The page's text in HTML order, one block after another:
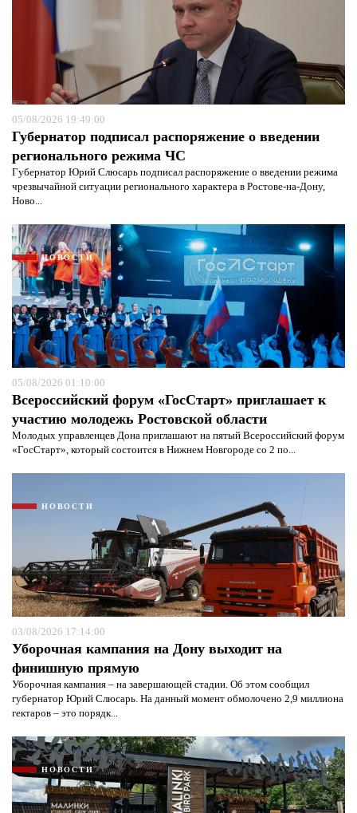
05/08/2026 19:49:00
Губернатор подписал распоряжение о введении
регионального режима ЧС
Губернатор Юрий Слюсарь подписал распоряжение о введении режима
чрезвычайной ситуации регионального характера в Ростове-на-Дону,
Ново...
НОВОСТИ
05/08/2026 01:10:00
Всероссийский форум «ГосСтарт» приглашает к
участию молодежь Ростовской области
Молодых управленцев Дона приглашают на пятый Всероссийский форум
«ГосСтарт», который состоится в Нижнем Новгороде со 2 по...
НОВОСТИ
03/08/2026 17:14:00
Уборочная кампания на Дону выходит на
финишную прямую
Уборочная кампания – на завершающей стадии. Об этом сообщил
губернатор Юрий Слюсарь. На данный момент обмолочено 2,9 миллиона
гектаров – это порядк...
НОВОСТИ
Я согласен сполитикой конфиденциальности и
защиты информации*
Я согласен сполитикой конфиденциальности и
защиты информации*